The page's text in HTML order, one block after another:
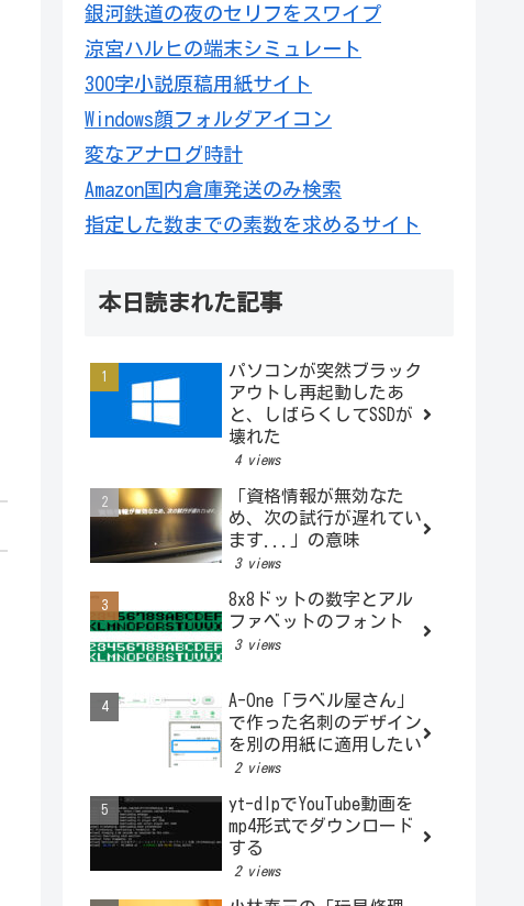
銀河鉄道の夜のセリフをスワイプ
涼宮ハルヒの端末シミュレート
300字小説原稿用紙サイト
Windows顔フォルダアイコン
変なアナログ時計
Amazon国内倉庫発送のみ検索
指定した数までの素数を求めるサイト
本日読まれた記事
パソコンが突然ブラック
アウトし再起動したあ
と、しばらくしてSSDが
壊れた
4 views
「資格情報が無効なた
め、次の試行が遅れてい
ます...」の意味
3 views
8x8ドットの数字とアル
ファベットのフォント
3 views
A-One「ラベル屋さん」
で作った名刺のデザイン
を別の用紙に適用したい
2 views
yt-dlpでYouTube動画を
mp4形式でダウンロード
する
2 views